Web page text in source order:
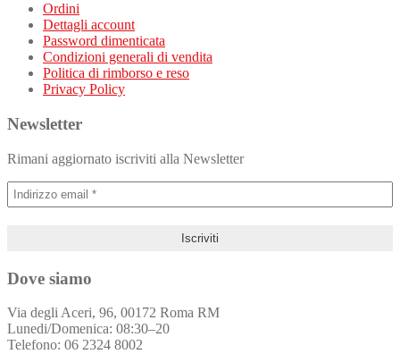
Ordini
Dettagli account
Password dimenticata
Condizioni generali di vendita
Politica di rimborso e reso
Privacy Policy
Newsletter
Rimani aggiornato iscriviti alla Newsletter
Dove siamo
Via degli Aceri, 96, 00172 Roma RM
Lunedi/Domenica: 08:30–20
Telefono: 06 2324 8002